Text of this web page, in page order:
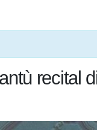
recital